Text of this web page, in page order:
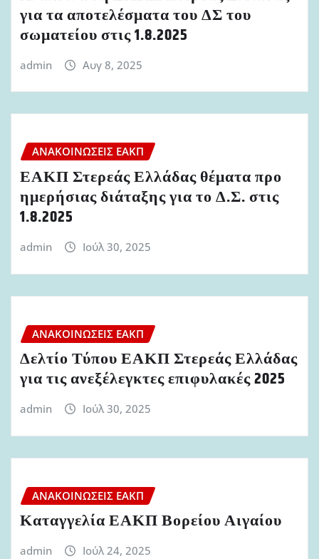
για τα αποτελέσματα του ΔΣ του
σωματείου στις 1.8.2025
admin Αυγ 8, 2025
ΑΝΑΚΟΙΝΏΣΕΙΣ ΕΑΚΠ
ΕΑΚΠ Στερεάς Ελλάδας θέματα προ
ημερήσιας διάταξης για το Δ.Σ. στις
1.8.2025
admin Ιούλ 30, 2025
ΑΝΑΚΟΙΝΏΣΕΙΣ ΕΑΚΠ
Δελτίο Τύπου ΕΑΚΠ Στερεάς Ελλάδας
για τις ανεξέλεγκτες επιφυλακές 2025
admin Ιούλ 30, 2025
ΑΝΑΚΟΙΝΏΣΕΙΣ ΕΑΚΠ
Καταγγελία ΕΑΚΠ Βορείου Αιγαίου
admin Ιούλ 24, 2025